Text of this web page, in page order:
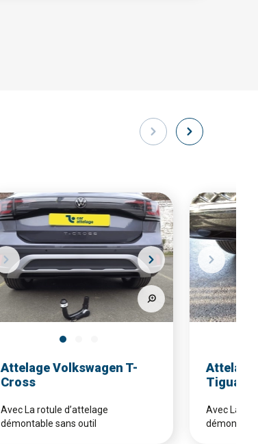
Attelage Volkswagen T-
Cross
Avec La rotule d’attelage
démontable sans outil
Attelage
Tiguan
Avec La